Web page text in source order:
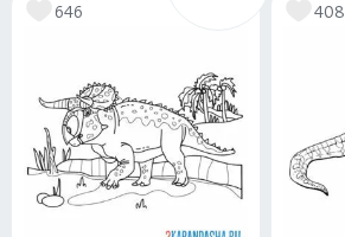
646 408